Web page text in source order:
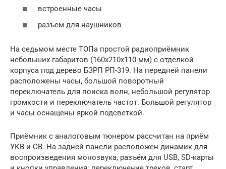
встроенные часы
разъем для наушников
На седьмом месте ТОПа простой радиоприёмник
небольших габаритов (160x210x110 мм) с отделкой
корпуса под дерево БЗРП РП-319. На передней панели
расположены часы, большой поворотный
переключатель для поиска волн, небольшой регулятор
громкости и переключатель частот. Большой регулятор
и часы оснащены яркой подсветкой.
Приёмник с аналоговым тюнером рассчитан на приём
УКВ и СВ. На задней панели расположен динамик для
воспроизведения монозвука, разъём для USB, SD-карты